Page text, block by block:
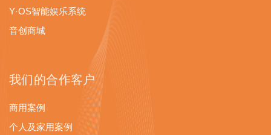
Y·OS智能娱乐系统
音创商城
我们的合作客户
商用案例
个人及家用案例